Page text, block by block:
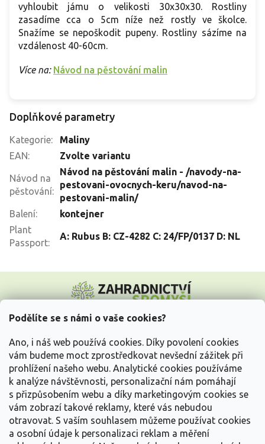
Podělíte se s námi o vaše cookies?
Ano, i náš web používá cookies. Díky povolení cookies
vám budeme moct zprostředkovat nevšední zážitek při
prohlížení našeho webu. Analytické cookies používáme
k analýze návštěvnosti, personalizační nám pomáhají
s přizpůsobením webu a díky marketingovým cookies se
vám zobrazí takové reklamy, které vás nebudou
otravovat. S vaším souhlasem můžeme používat cookies
a osobní údaje k personalizaci reklam a měření
vyhloubit jámu o velikosti 30x30x30. Rostliny
zasadíme cca o 5cm níže než rostly ve školce.
Snažíme se nepoškodit pupeny. Rostliny sázíme na
vzdálenost 40-60cm.
Více na: Návod na pěstování malin
Doplňkové parametry
Kategorie:
Maliny
EAN: Zvolte variantu
Návod na
pěstování:
Návod na pěstování malin - /navody-na-
pestovani-ovocnych-keru/navod-na-
pestovani-malin/
Balení:
kontejner
Plant
Passport:
A: Rubus B: CZ-4282 C: 24/FP/0137 D: NL
p
Vše o nákupu
Informace pro Vás
Kontakujte nás